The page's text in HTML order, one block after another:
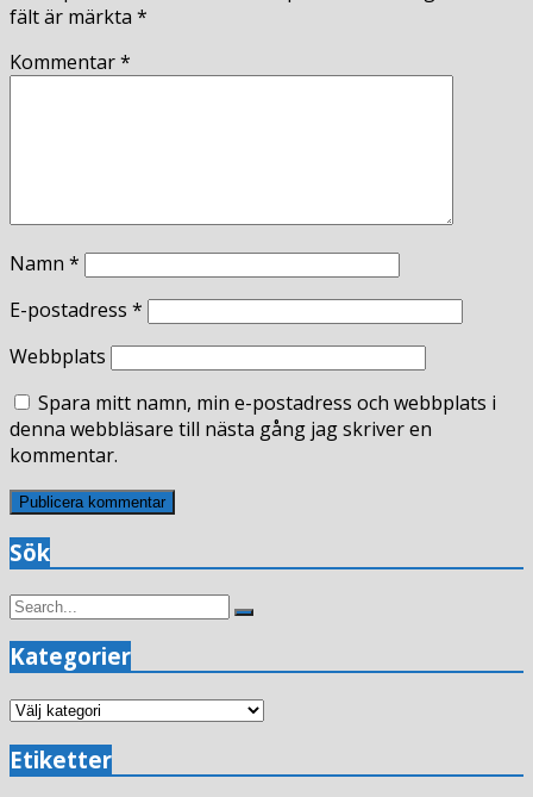
fält är märkta *
Kommentar*
Namn *
E-postadress *
Webbplats
Spara mitt namn, min e-postadress och webbplats i
denna webbläsare till nästa gång jag skriver en
kommentar.
Sök
Search
Search
Kategorier
Kategorier
Etiketter